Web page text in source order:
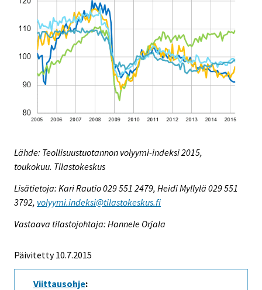
Lähde: Teollisuustuotannon volyymi-indeksi 2015,
toukokuu. Tilastokeskus
Lisätietoja: Kari Rautio 029 551 2479, Heidi Myllylä 029 551
3792, volyymi.indeksi@tilastokeskus.fi
Vastaava tilastojohtaja: Hannele Orjala
Päivitetty 10.7.2015
Viittausohje: